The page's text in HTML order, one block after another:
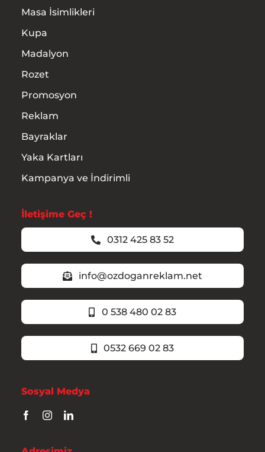
Masa İsimlikleri
Kupa
Madalyon
Rozet
Promosyon
Reklam
Bayraklar
Yaka Kartları
Kampanya ve İndirimli
İletişime Geç !
0312 425 83 52
info@ozdoganreklam.net
0 538 480 02 83
0532 669 02 83
Sosyal Medya